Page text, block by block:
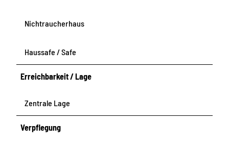
Nichtraucherhaus
Haussafe / Safe
Erreichbarkeit / Lage
Zentrale Lage
Verpflegung